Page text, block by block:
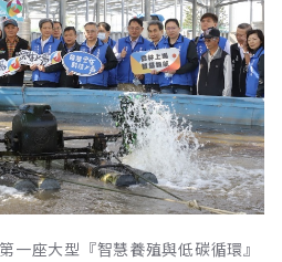
座大型『智慧養殖與低碳循環』